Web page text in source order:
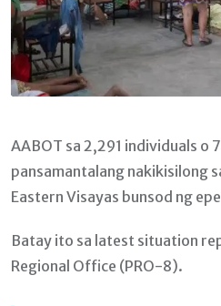
AABOT sa 2,291 individuals o
pansamantalang nakikisilong
Eastern Visayas bunsod ng
Batay ito sa latest situation
Regional Office (PRO-8).